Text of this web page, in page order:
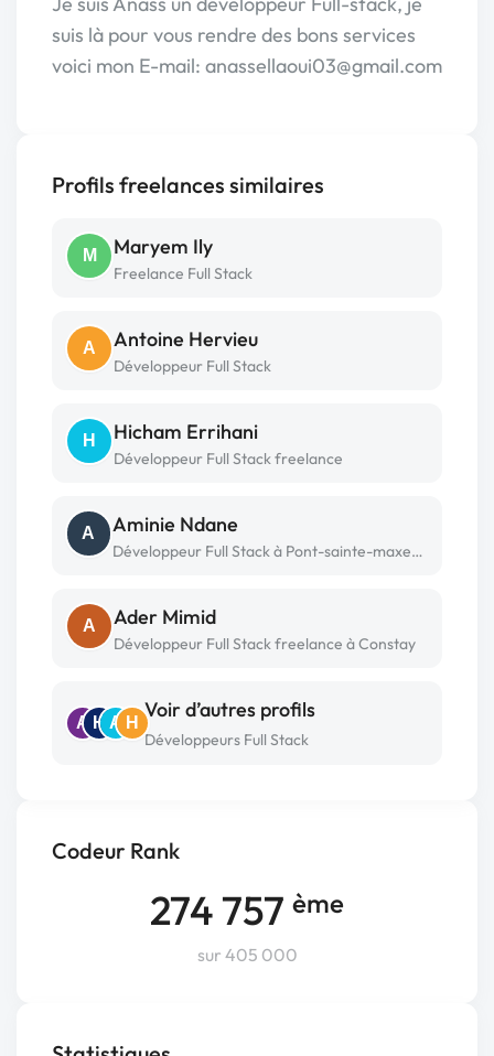
Codeur Rank
274 757 ème
sur 405 000
suis là pour vous rendre des bons services
voici mon E-mail: anassellaoui03@gmail.com
Profils freelances similaires
M Maryem Ily
Freelance Full Stack
A Antoine Hervieu
Développeur Full Stack
H Hicham Errihani
Développeur Full Stack freelance
A Aminie Ndane
Développeur Full Stack à Pont-sainte-maxence
A Ader Mimid
Développeur Full Stack freelance à Constay
A H A H
Voir d’autres profils
Développeurs Full Stack